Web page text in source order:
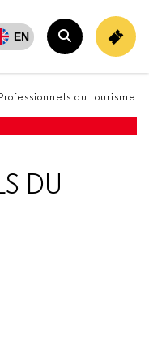
EN
Rechercher
du tourisme
DU